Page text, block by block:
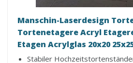
Manschin-Laserdesign
Tortenetagere Acryl
Etagen Acrylglas 20x20
Stabiler